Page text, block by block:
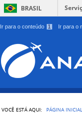
Ir para o conteúdo 1 Ir para o
BRASIL
VOCÊ ESTÁ AQUI: PÁGINA INICIAL